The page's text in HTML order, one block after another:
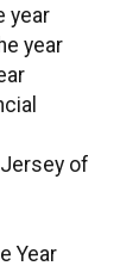
year
year
of
Year